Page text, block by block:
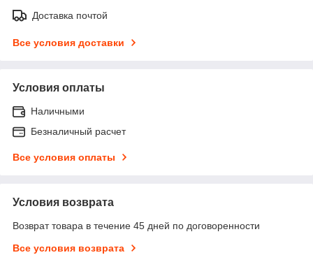
Доставка почтой
Все условия доставки
Условия оплаты
Наличными
Безналичный расчет
Все условия оплаты
Условия возврата
Возврат товара в течение 45 дней по договоренности
Все условия возврата